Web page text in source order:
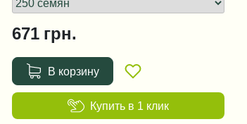
671грн.
В корзину
Купить в 1 клик